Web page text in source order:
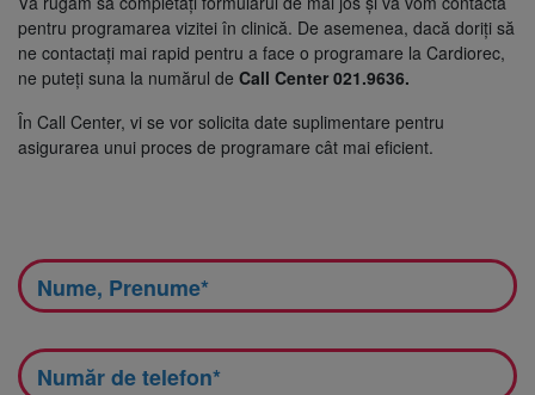
pentru programarea vizitei în clinică. De asemenea, dacă doriți să
ne contactați mai rapid pentru a face o programare la Cardiorec,
ne puteți suna la numărul de Call Center 021.9636.
În Call Center, vi se vor solicita date suplimentare pentru
asigurarea unui proces de programare cât mai eficient.